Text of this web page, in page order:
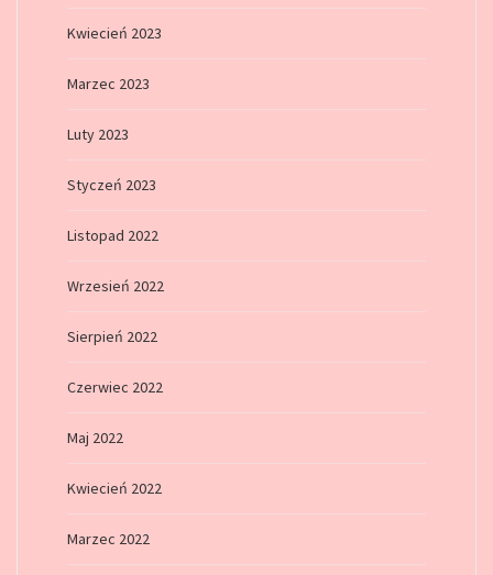
Kwiecień 2023
Marzec 2023
Luty 2023
Styczeń 2023
Listopad 2022
Wrzesień 2022
Sierpień 2022
Czerwiec 2022
Maj 2022
Kwiecień 2022
Marzec 2022